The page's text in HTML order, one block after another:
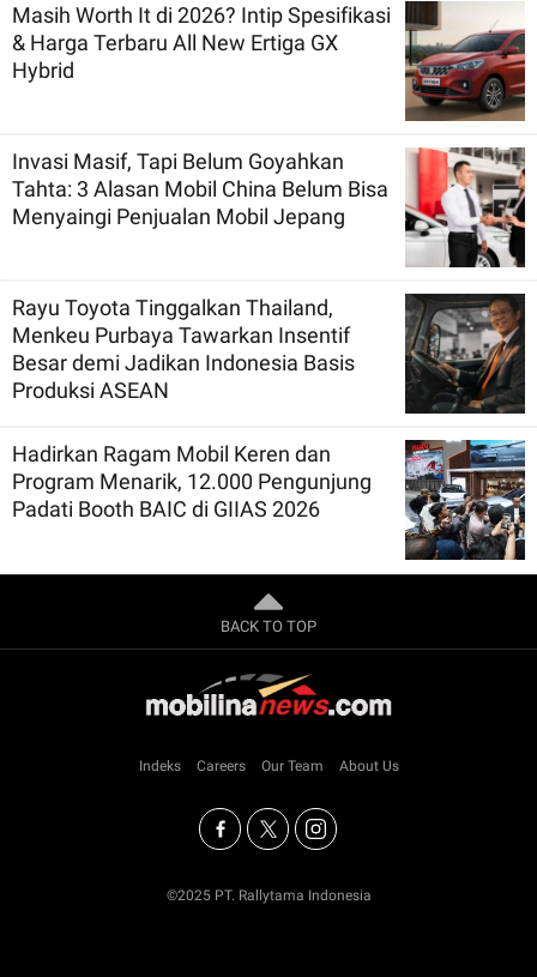
Masih Worth It di 2026? Intip Spesifikasi
& Harga Terbaru All New Ertiga GX
Hybrid
Invasi Masif, Tapi Belum Goyahkan
Tahta: 3 Alasan Mobil China Belum Bisa
Menyaingi Penjualan Mobil Jepang
Rayu Toyota Tinggalkan Thailand,
Menkeu Purbaya Tawarkan Insentif
Besar demi Jadikan Indonesia Basis
Produksi ASEAN
Hadirkan Ragam Mobil Keren dan
Program Menarik, 12.000 Pengunjung
Padati Booth BAIC di GIIAS 2026
BACK TO TOP
Indeks Careers Our Team About Us
©2025 PT. Rallytama Indonesia